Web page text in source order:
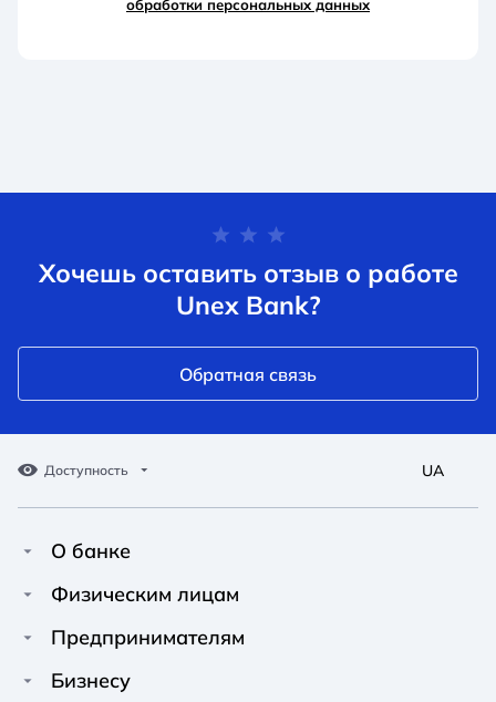
обработки персональных данных
Хочешь оставить отзыв о работе
Unex Bank?
Обратная связь
Доступность
A A
Обычный
A A
Средний
A A
Большой
UA
О банке
Про Unex Bank
Физическим лицам
Кредиты
Предпринимателям
Финансирование
Бизнесу